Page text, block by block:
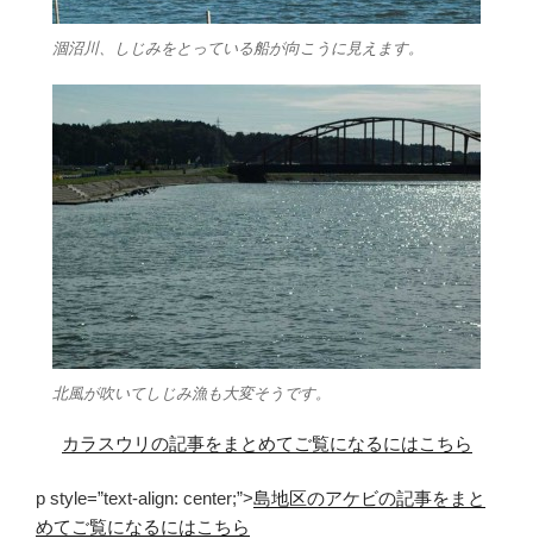
涸沼川、しじみをとっている船が向こうに見えます。
北風が吹いてしじみ漁も大変そうです。
カラスウリの記事をまとめてご覧になるにはこちら
p style=”text-align: center;”>島地区のアケビの記事をまと
めてご覧になるにはこちら